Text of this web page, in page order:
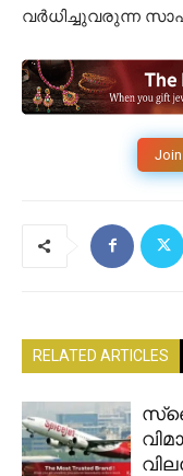
വര്‍ധിച്ചുവരുന്ന
RELATED ARTICLES